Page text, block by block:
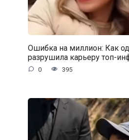
Ошибка на миллион: Как
разрушила карьеру топ-
0 395